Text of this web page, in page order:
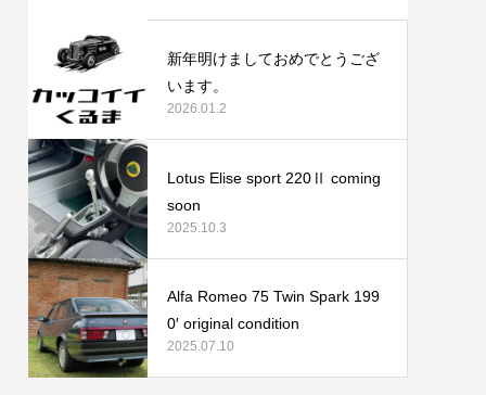
新年明けましておめでとうござ
います。
2026.01.2
Lotus Elise sport 220Ⅱ coming
soon
2025.10.3
Alfa Romeo 75 Twin Spark 199
0′ original condition
2025.07.10